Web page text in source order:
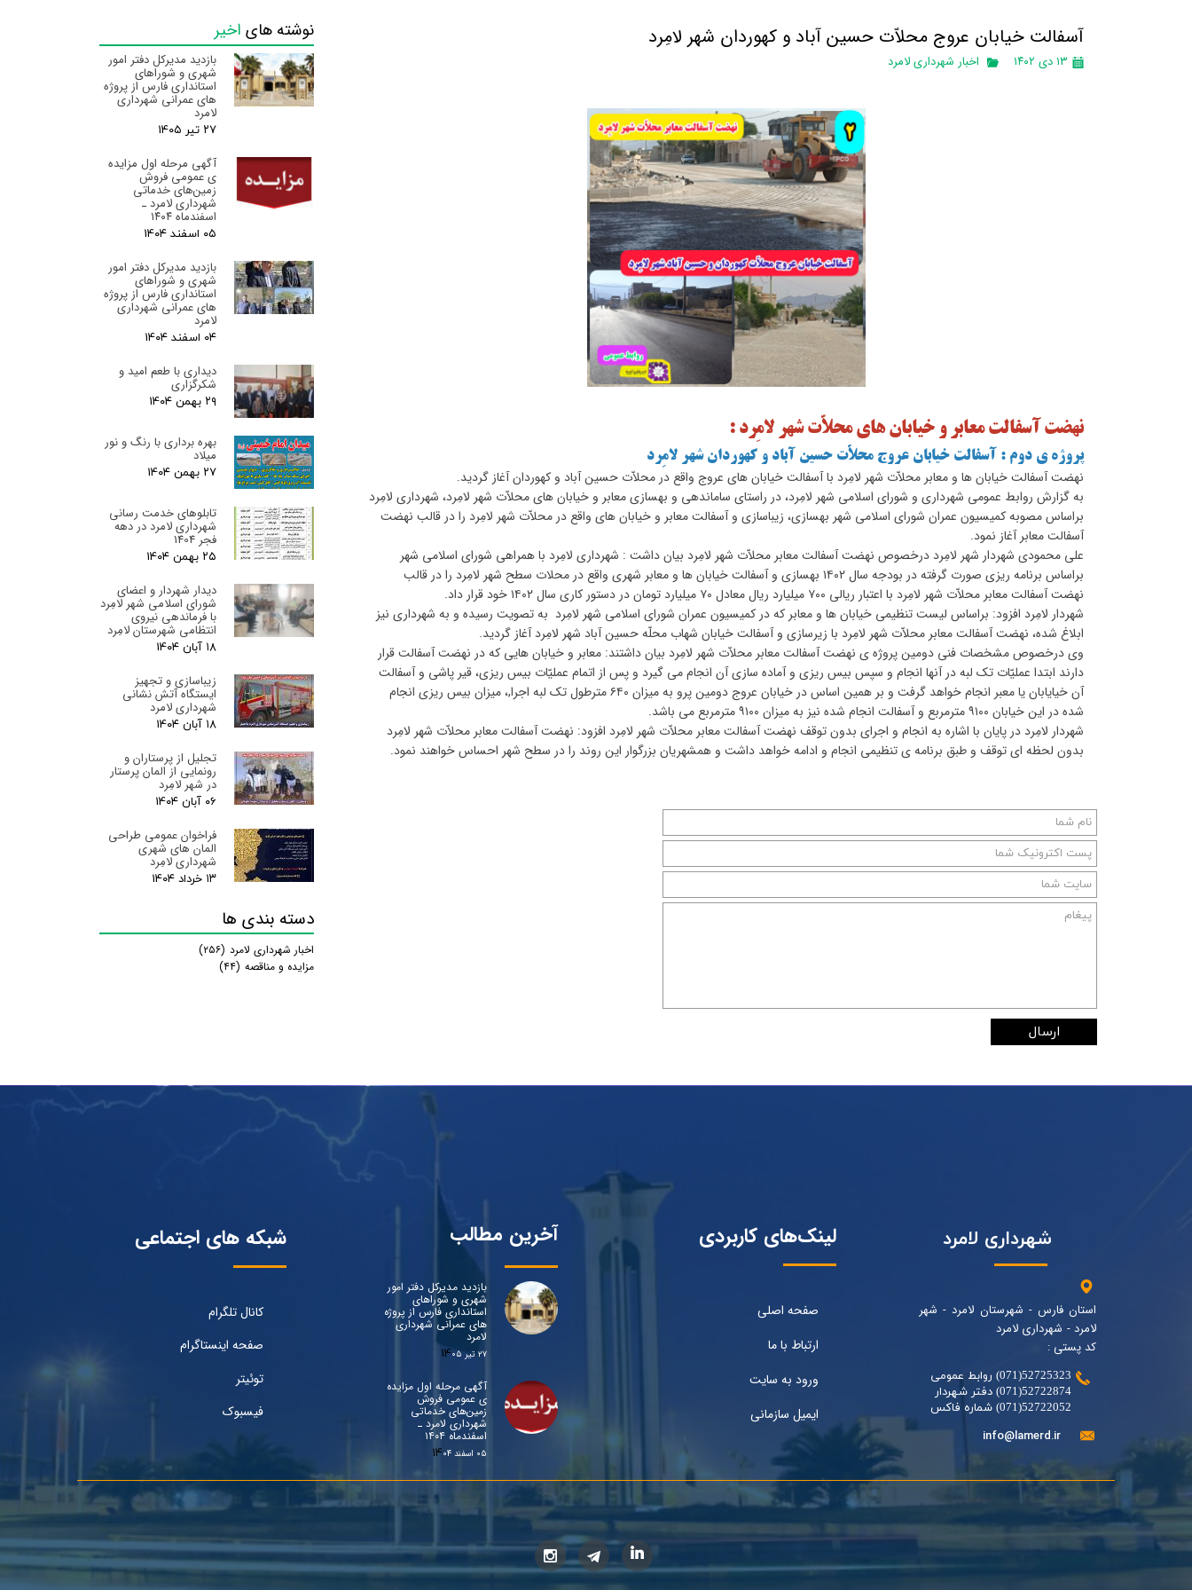
آسفالت خیابان عروج محلاّت حسین آباد و کهوردان شهر لامِرد
۱۳ دی ۱۴۰۲ اخبار شهرداری لامرد
نهضت آسفالت معابر و خیابان های محلاّت شهر لامِرد :
پروژه ی دوم : آسفالت خیابان عروج محلاّت حسین آباد و کهوردان شهر لامِرد
نهضت آسفالت خیابان ها و معابر محلاّت شهر لامِرد با آسفالت خیابان های عروج واقع در محلاّت حسین آباد و کهوردان آغاز گردید.
به گزارش روابط عمومی شهرداری و شورای اسلامی شهر لامِرد، در راستای ساماندهی و بهسازی معابر و خیابان های محلاّت شهر لامِرد، شهرداری لامِرد
براساس مصوبه کمیسیون عمران شورای اسلامی شهر بهسازی، زیباسازی و آسفالت معابر و خیابان های واقع در محلاّت شهر لامِرد را در قالب نهضت
آسفالت معابر آغاز نمود.
علی محمودی شهردار شهر لامِرد درخصوص نهضت آسفالت معابر محلاّت شهر لامِرد بیان داشت : شهرداری لامِرد با همراهی شورای اسلامی شهر
براساس برنامه ریزی صورت گرفته در بودجه سال ۱۴۰۲ بهسازی و آسفالت خیابان ها و معابر شهری واقع در محلات سطح شهر لامِرد را در قالب
نهضت آسفالت معابر محلاّت شهر لامِرد با اعتبار ریالی ۷۰۰ میلیارد ریال معادل ۷۰ میلیارد تومان در دستور کاری سال ۱۴۰۲ خود قرار داد.
شهردار لامِرد افزود: براساس لیست تنظیمی خیابان ها و معابر که در کمیسیون عمران شورای اسلامی شهر لامِرد به تصویت رسیده و به شهرداری نیز
ابلاغ شده، نهضت آسفالت معابر محلاّت شهر لامِرد با زیرسازی و آسفالت خیابان شهاب محلّه حسین آباد شهر لامِرد آغاز گردید.
وی درخصوص مشخصات فنی دومین پروژه ی نهضت آسفالت معابر محلاّت شهر لامِرد بیان داشتند: معابر و خیابان هایی که در نهضت آسفالت قرار
دارند ابتدا عملیّات تک لبه در آنها انجام و سپس بیس ریزی و آماده سازی آن انجام می گیرد و پس از اتمام عملیّات بیس ریزی، قیر پاشی و آسفالت
آن خیایابان یا معبر انجام خواهد گرفت و بر همین اساس در خیابان عروج دومین پرو به میزان ۶۴۰ مترطول تک لبه اجرا,، میزان بیس ریزی انجام
شده در این خیابان ۹۱۰۰ مترمربع و آسفالت انجام شده نیز به میزان ۹۱۰۰ مترمربع می باشد.
شهردار لامِرد در پایان با اشاره به انجام و اجرای بدون توقف نهضت آسفالت معابر محلاّت شهر لامِرد افزود: نهضت آسفالت معابر محلاّت شهر لامِرد
بدون لحظه ای توقف و طبق برنامه ی تنظیمی انجام و ادامه خواهد داشت و همشهریان بزرگوار این روند را در سطح شهر احساس خواهند نمود.
ارسال
نوشته های اخیر
بازدید مدیرکل دفتر امور
شهری و شوراهای
استانداری فارس از پروژه
های عمرانی شهرداری
لامرد
۲۷ تیر ۰۵
آگهی مرحله اول مزایده
ی عمومی فروش
زمین‌های خدماتی
شهرداری لامرد ـ
اسفندماه ۱۴۰۴
۰۵ اسفند ۰۴
بازدید مدیرکل دفتر امور
شهری و شوراهای
استانداری فارس از پروژه
های عمرانی شهرداری
لامرد
۰۴ اسفند ۰۴
دیداری با طعم امید و
شکرگزاری
۲۹ بهمن ۰۴
بهره برداری با رنگ و نور
میلاد
۲۷ بهمن ۰۴
تابلوهای خدمت رسانی
شهرداری لامرد در دهه
فجر 1404
۲۵ بهمن ۰۴
دیدار شهردار و اعضای
شورای اسلامی شهر لامِرد
با فرماندهی نیروی
انتظامی شهرستان لامِرد
۱۸ آبان ۰۴
زیباسازی و تجهیز
ایستگاه آتش نشانی
شهرداری لامرد
۱۸ آبان ۰۴
تجلیل از پرستاران و
رونمایی از المان پرستار
در شهر لامِرد
۰۶ آبان ۰۴
فراخوان عمومی طراحی
المان های شهری
شهرداری لامِرد
۱۳ خرداد ۰۴
دسته بندی ها
اخبار شهرداری لامرد (۲۵۶)
مزایده و مناقصه (۴۴)
شهرداری لامرد
استان فارس - شهرستان لامرد - شهر
لامرد - شهرداری لامرد
کد پستی :
52725323(071) روابط عمومی
52722874(071) دفتر شهردار
52722052(071) شماره فاکس
info@lamerd.ir
لینک‌های کاربردی
صفحه اصلی
ارتباط با ما
ورود به سایت
ایمیل سازمانی
آخرین مطالب
بازدید مدیرکل دفتر امور
شهری و شوراهای
استانداری فارس از پروژه
های عمرانی شهرداری
لامرد
۲۷ تیر ۰۵
آگهی مرحله اول مزایده
ی عمومی فروش
زمین‌های خدماتی
شهرداری لامرد ـ
اسفندماه ۱۴۰۴
۰۵ اسفند ۰۴
شبکه های اجتماعی
کانال تلگرام
صفحه اینستاگرام
توئیتر
فیسبوک